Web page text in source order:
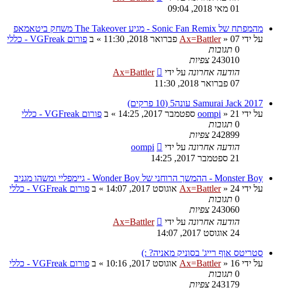
01 מאי 2018, 09:04
מהמפתח של Sonic Fan Remix - מגיע The Takeover משחק ביטאמאפ
על ידי
Ax=Battler» 07 פברואר 2018, 11:30 » ב פורום VGFreak - כללי
0 תגובות
243010 צפיות
הודעה אחרונה על ידי
Ax=Battler
07 פברואר 2018, 11:30
Samurai Jack 2017 עונה5 (10 פרקים)
על ידי
oompi » 21 ספטמבר 2017, 14:25 » ב פורום VGFreak - כללי
0 תגובות
242899 צפיות
הודעה אחרונה על ידי
oompi
21 ספטמבר 2017, 14:25
Monster Boy - ההמשך הרוחני של Wonder Boy - גיימפליי ומשהו מגניב
על ידי
Ax=Battler» 24 אוגוסט 2017, 14:07 » ב פורום VGFreak - כללי
0 תגובות
243060 צפיות
הודעה אחרונה על ידי
Ax=Battler
24 אוגוסט 2017, 14:07
סטריטס אוף רייג' בסוניק מאניה? :)
על ידי
Ax=Battler» 16 אוגוסט 2017, 10:16 » ב פורום VGFreak - כללי
0 תגובות
243179 צפיות